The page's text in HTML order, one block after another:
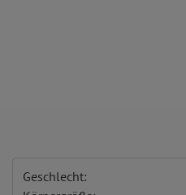
Geschlecht: